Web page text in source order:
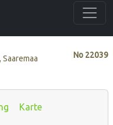
No 22039
Karte